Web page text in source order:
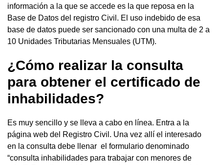
información a la que se accede es la que reposa en la
Base de Datos del registro Civil. El uso indebido de esa
base de datos puede ser sancionado con una multa de 2 a
10 Unidades Tributarias Mensuales (UTM).
¿Cómo realizar la consulta
para obtener el certificado de
inhabilidades?
Es muy sencillo y se lleva a cabo en línea. Entra a la
página web del Registro Civil. Una vez allí el interesado
en la consulta debe llenar el formulario denominado
“consulta inhabilidades para trabajar con menores de